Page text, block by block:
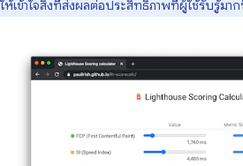
ให้เข้าใจสิ่งที่ส่งผลต่อประสิทธิภาพที่ผู้ใช้รับรู้มา